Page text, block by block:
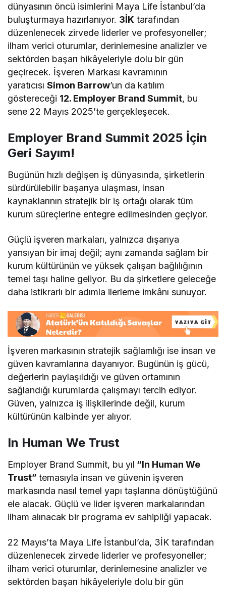
dünyasının öncü isimlerini Maya Life İstanbul’da
buluşturmaya hazırlanıyor. 3İK tarafından
düzenlenecek zirvede liderler ve profesyoneller;
ilham verici oturumlar, derinlemesine analizler ve
sektörden başarı hikâyeleriyle dolu bir gün
geçirecek. İşveren Markası kavramının
yaratıcısıSimon Barrow’un da katılım
göstereceği 12. Employer Brand Summit, bu
sene 22 Mayıs 2025’te gerçekleşecek.
Employer Brand Summit 2025 İçin
Geri Sayım!
Bugünün hızlı değişen iş dünyasında, şirketlerin
sürdürülebilir başarıya ulaşması, insan
kaynaklarının stratejik bir iş ortağı olarak tüm
kurum süreçlerine entegre edilmesinden geçiyor.
Güçlü işveren markaları, yalnızca dışarıya
yansıyan bir imaj değil; aynı zamanda sağlam bir
kurum kültürünün ve yüksek çalışan bağlılığının
temel taşı haline geliyor. Bu da şirketlere geleceğe
daha istikrarlı bir adımla ilerleme imkânı sunuyor.
İşveren markasının stratejik sağlamlığı ise insan ve
güven kavramlarına dayanıyor. Bugünün iş gücü,
değerlerin paylaşıldığı ve güven ortamının
sağlandığı kurumlarda çalışmayı tercih ediyor.
Güven, yalnızca iş ilişkilerinde değil, kurum
kültürünün kalbinde yer alıyor.
In Human We Trust
Employer Brand Summit, bu yıl “In Human We
Trust”temasıyla insan ve güvenin işveren
markasında nasıl temel yapı taşlarına dönüştüğünü
ele alacak. Güçlü ve lider işveren markalarından
ilham alınacak bir programa ev sahipliği yapacak.
22 Mayıs’ta Maya Life İstanbul’da, 3İK tarafından
düzenlenecek zirvede liderler ve profesyoneller;
ilham verici oturumlar, derinlemesine analizler ve
sektörden başarı hikâyeleriyle dolu bir gün